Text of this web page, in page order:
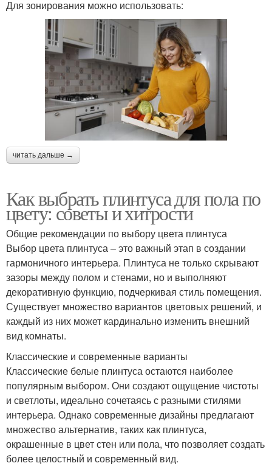
Для зонирования можно использовать:
читать дальше →
Как выбрать плинтуса для пола по
цвету: советы и хитрости
Общие рекомендации по выбору цвета плинтуса
Выбор цвета плинтуса – это важный этап в создании
гармоничного интерьера. Плинтуса не только скрывают
зазоры между полом и стенами, но и выполняют
декоративную функцию, подчеркивая стиль помещения.
Существует множество вариантов цветовых решений, и
каждый из них может кардинально изменить внешний
вид комнаты.
Классические и современные варианты
Классические белые плинтуса остаются наиболее
популярным выбором. Они создают ощущение чистоты
и светлоты, идеально сочетаясь с разными стилями
интерьера. Однако современные дизайны предлагают
множество альтернатив, таких как плинтуса,
окрашенные в цвет стен или пола, что позволяет создать
более целостный и современный вид.